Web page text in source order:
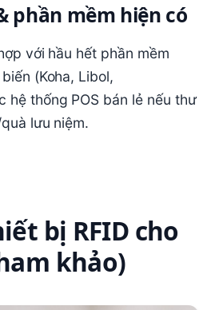
phần mềm hiện có
với hầu hết phần mềm
(Koha, Libol,
hệ thống POS bán lẻ nếu thư
lưu niệm.
bị RFID cho
khảo)